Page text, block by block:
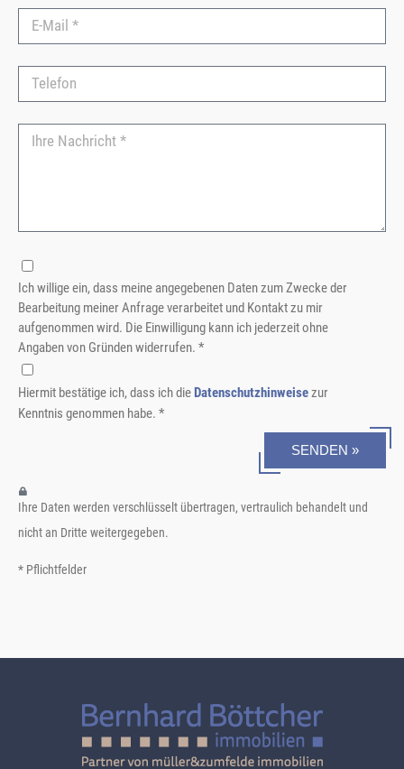
Ich willige ein, dass meine angegebenen Daten zum Zwecke der
Bearbeitung meiner Anfrage verarbeitet und Kontakt zu mir
aufgenommen wird. Die Einwilligung kann ich jederzeit ohne
Angaben von Gründen widerrufen. *
Hiermit bestätige ich, dass ich dieDatenschutzhinweisezur
Kenntnis genommen habe. *
SENDEN »
Ihre Daten werden verschlüsselt übertragen, vertraulich behandelt und
nicht an Dritte weitergegeben.
* Pflichtfelder